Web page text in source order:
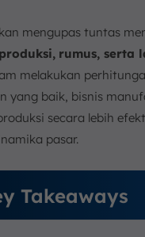
Kapasitas Produksi
Kapasitas Produksi
Capacity dengan
Capacity dengan
Perhitungan Kapasitas
Master
mengupas tuntas
rumus, serta
melakukan
yang baik, bisnis
secara lebih
pasar.
Takeaways